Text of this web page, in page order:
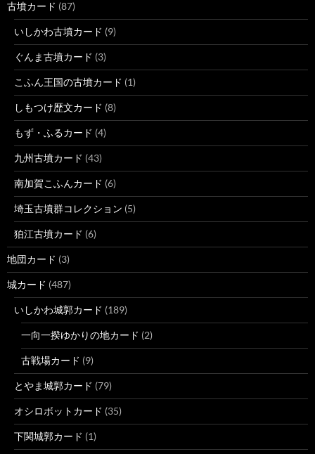
古墳カード (87)
いしかわ古墳カード (9)
ぐんま古墳カード (3)
こふん王国の古墳カード (1)
しもつけ歴文カード (8)
もず・ふるカード (4)
九州古墳カード (43)
南加賀こふんカード (6)
埼玉古墳群コレクション (5)
狛江古墳カード (6)
地団カード (3)
城カード (487)
いしかわ城郭カード (189)
一向一揆ゆかりの地カード (2)
古戦場カード (9)
とやま城郭カード (79)
オシロボットカード (35)
下関城郭カード (1)